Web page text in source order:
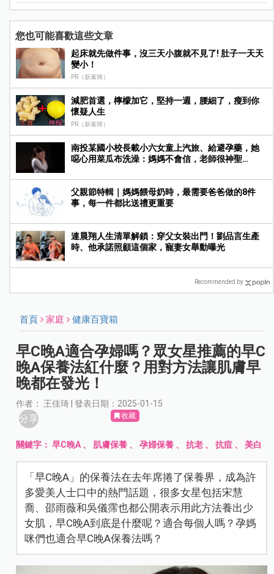
您也可能喜歡這些文章
起床就先做件事，沒三天小腹就不見了! 肚子一天天
變小！
PR（新素簡）
減肥首選，檸檬加它，堅持一週，腰細了，瘦到你
懷疑人生
PR（新素簡）
南投某國小校長載小六女童上汽旅、給避孕藥，她
噁心用菜瓜布洗澡：媽媽不會信，老師很神聖…
父親節特輯｜媽媽餵母奶時，最需要爸爸做的8件
事，每一件都比送禮更重要
連晨翔人生清單解鎖：穿父女裝出門！劉品言生產
時、他承諾照顧這個家，寵妻女舉動曝光
Recommended by
首頁 家庭 健康百寶箱
早C晚A適合孕婦嗎？眾女星推薦的早C
晚A保養法紅什麼？用對方法讓肌膚早
晚都在發光！
作者： 王佳琦 | 發表日期：2025-01-15
分享 收藏
關鍵字：早C晚A 、 肌膚保養 、孕婦保養 、抗老 、抗痘 、美白
「早C晚A」的保養法在去年席捲了保養界，成為許
多愛美人士口中的熱門話題，很多女星包括宋慧
喬、邵雨薇和吳儀霈也都公開表示用此方法養出少
女肌，早C晚A到底是什麼呢？適合每個人嗎？孕媽
咪們也適合早C晚A保養法嗎？